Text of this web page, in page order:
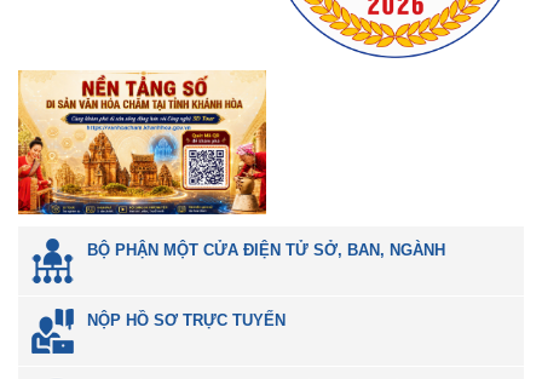
BỘ PHẬN MỘT CỬA ĐIỆN TỬ SỞ, BAN, NGÀNH
NỘP HỒ SƠ TRỰC TUYẾN